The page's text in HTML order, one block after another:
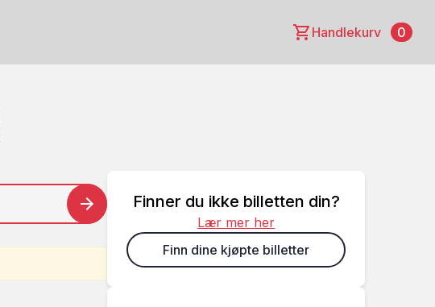
Handlekurv 0
Finner du ikke billetten din?
Lær mer her
Finn dine kjøpte billetter